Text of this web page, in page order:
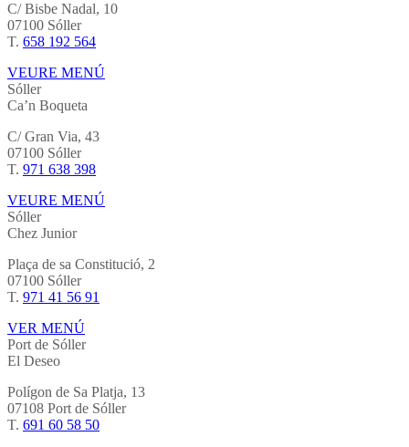
C/ Bisbe Nadal, 10
07100 Sóller
T. 658 192 564
VEURE MENÚ
Sóller
Ca’n Boqueta
C/ Gran Via, 43
07100 Sóller
T. 971 638 398
VEURE MENÚ
Sóller
Chez Junior
Plaça de sa Constitució, 2
07100 Sóller
T. 971 41 56 91
VER MENÚ
Port de Sóller
El Deseo
Polígon de Sa Platja, 13
07108 Port de Sóller
T. 691 60 58 50